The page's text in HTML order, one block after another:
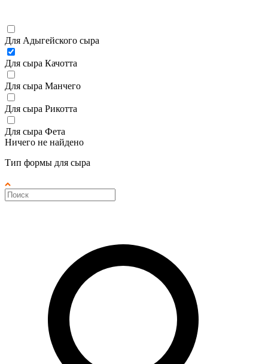
Для Адыгейского сыра
Для сыра Качотта
Для сыра Манчего
Для сыра Рикотта
Для сыра Фета
Ничего не найдено
Тип формы для сыра